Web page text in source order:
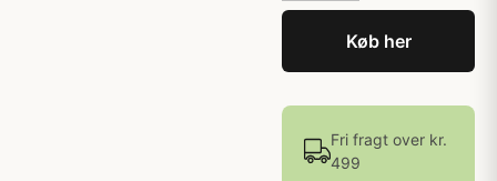
Køb her
Fri fragt over kr.
499